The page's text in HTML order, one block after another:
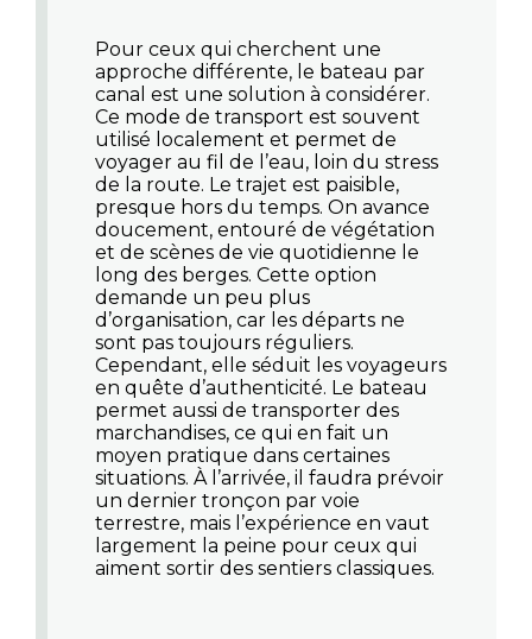
Pour ceux qui cherchent une
approche différente, le bateau par
canal est une solution à considérer.
Ce mode de transport est souvent
utilisé localement et permet de
voyager au fil de l’eau, loin du stress
de la route. Le trajet est paisible,
presque hors du temps. On avance
doucement, entouré de végétation
et de scènes de vie quotidienne le
long des berges. Cette option
demande un peu plus
d’organisation, car les départs ne
sont pas toujours réguliers.
Cependant, elle séduit les voyageurs
en quête d’authenticité. Le bateau
permet aussi de transporter des
marchandises, ce qui en fait un
moyen pratique dans certaines
situations. À l’arrivée, il faudra prévoir
un dernier tronçon par voie
terrestre, mais l’expérience en vaut
largement la peine pour ceux qui
aiment sortir des sentiers classiques.